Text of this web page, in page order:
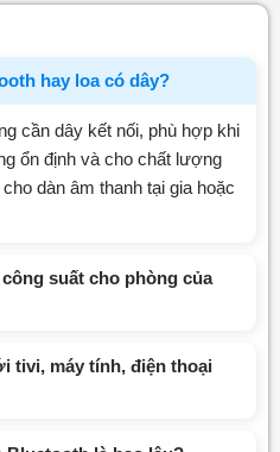
hay loa có dây?
cần dây kết nối, phù hợp khi
ổn định và cho chất lượng
dàn âm thanh tại gia hoặc
suất cho phòng của
tivi, máy tính, điện thoại